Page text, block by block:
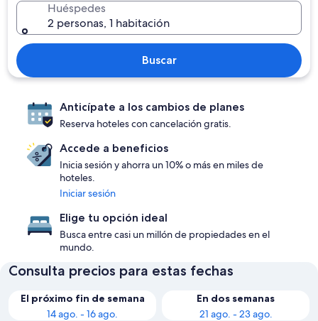
Huéspedes
2 personas, 1 habitación
Buscar
Anticípate a los cambios de planes
Reserva hoteles con cancelación gratis.
Accede a beneficios
Inicia sesión y ahorra un 10% o más en miles de
hoteles.
Iniciar sesión
Elige tu opción ideal
Busca entre casi un millón de propiedades en el
mundo.
Consulta precios para estas fechas
El próximo fin de semana
14 ago. - 16 ago.
En dos semanas
21 ago. - 23 ago.